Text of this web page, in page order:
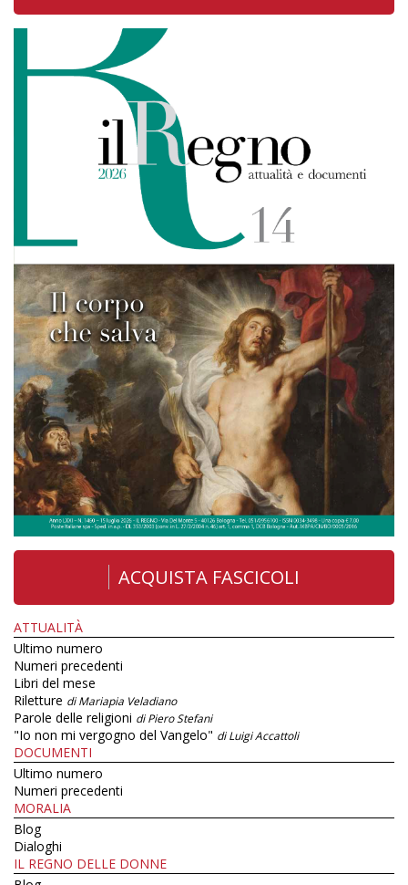
ACQUISTA FASCICOLI
ATTUALITÀ
Ultimo numero
Numeri precedenti
Libri del mese
Riletture di Mariapia Veladiano
Parole delle religioni di Piero Stefani
"Io non mi vergogno del Vangelo" di Luigi Accattoli
DOCUMENTI
Ultimo numero
Numeri precedenti
MORALIA
Blog
Dialoghi
IL REGNO DELLE DONNE